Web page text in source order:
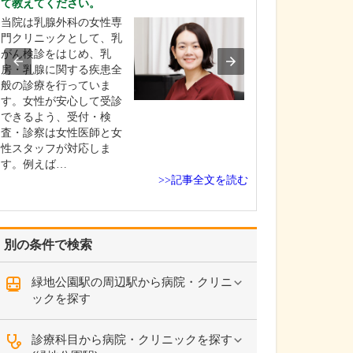
別の条件で検索
緑地公園駅の周辺駅から病院・クリニ
ックを探す
診療科目から病院・クリニックを探す
て教えてください。
当院は乳腺外科の女性専
門クリニックとして、乳
がん検診をはじめ、乳
房・乳腺に関する疾患全
般の診療を行っていま
す。女性が安心して受診
できるよう、受付・検
査・診察は女性医師と女
性スタッフが対応しま
す。例えば…
>>記事全文を読む